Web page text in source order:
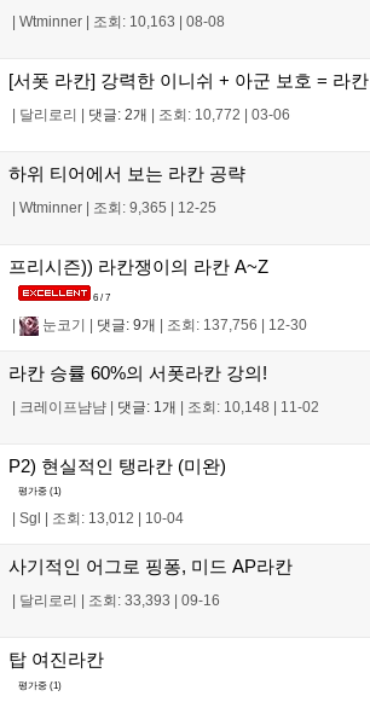
Wtminner 조회: 10,163 08-08
[서폿 라칸] 강력한 이니쉬 + 아군 보호 = 라칸
달리로리 댓글: 2개 조회: 10,772 03-06
하위 티어에서 보는 라칸 공략
Wtminner 조회: 9,365 12-25
프리시즌)) 라칸쟁이의 라칸 A~Z
6 / 7
| 눈코기 | 댓글: 9개 | 조회: 137,756 | 12-30
라칸 승률 60%의 서폿라칸 강의!
| 크레이프냠냠 | 댓글: 1개 | 조회: 10,148 | 11-02
P2) 현실적인 탱라칸 (미완)
평가중 (1)
Sgl 조회: 13,012 10-04
사기적인 어그로 핑퐁, 미드 AP라칸
달리로리 조회: 33,393 09-16
탑 여진라칸
평가중 (1)